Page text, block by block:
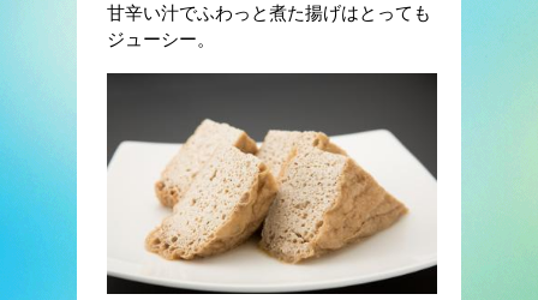
甘辛い汁でふわっと煮た揚げはとっても
ジューシー。